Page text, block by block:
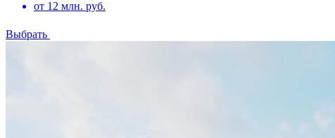
от 12 млн. руб.
Выбрать